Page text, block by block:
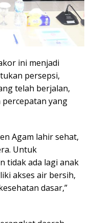
ini menjadi
persepsi,
telah berjalan,
yang
Agam lahir sehat,
Untuk
tidak ada lagi anak
akses air bersih,
dasar,”